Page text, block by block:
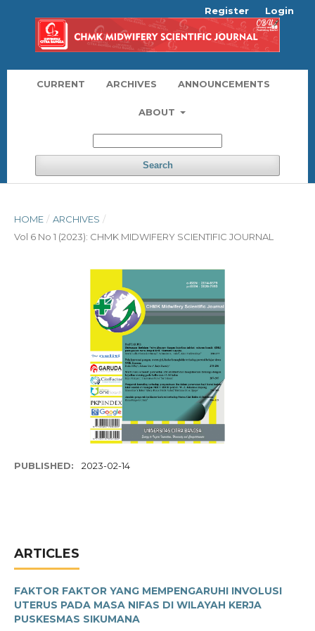
CURRENT ARCHIVES ANNOUNCEMENTS
ABOUT
Search
Register Login
HOME / ARCHIVES /
Vol 6 No 1 (2023): CHMK MIDWIFERY SCIENTIFIC JOURNAL
PUBLISHED: 2023-02-14
ARTICLES
FAKTOR FAKTOR YANG MEMPENGARUHI INVOLUSI
UTERUS PADA MASA NIFAS DI WILAYAH KERJA
PUSKESMAS SIKUMANA